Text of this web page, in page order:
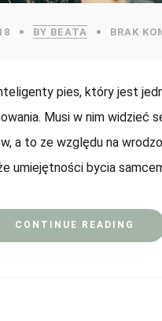
BY BEATA BRAK
pies, który jest
Musi w nim widzieć
a to ze względu na
umiejętności bycia
CONTINUE READING